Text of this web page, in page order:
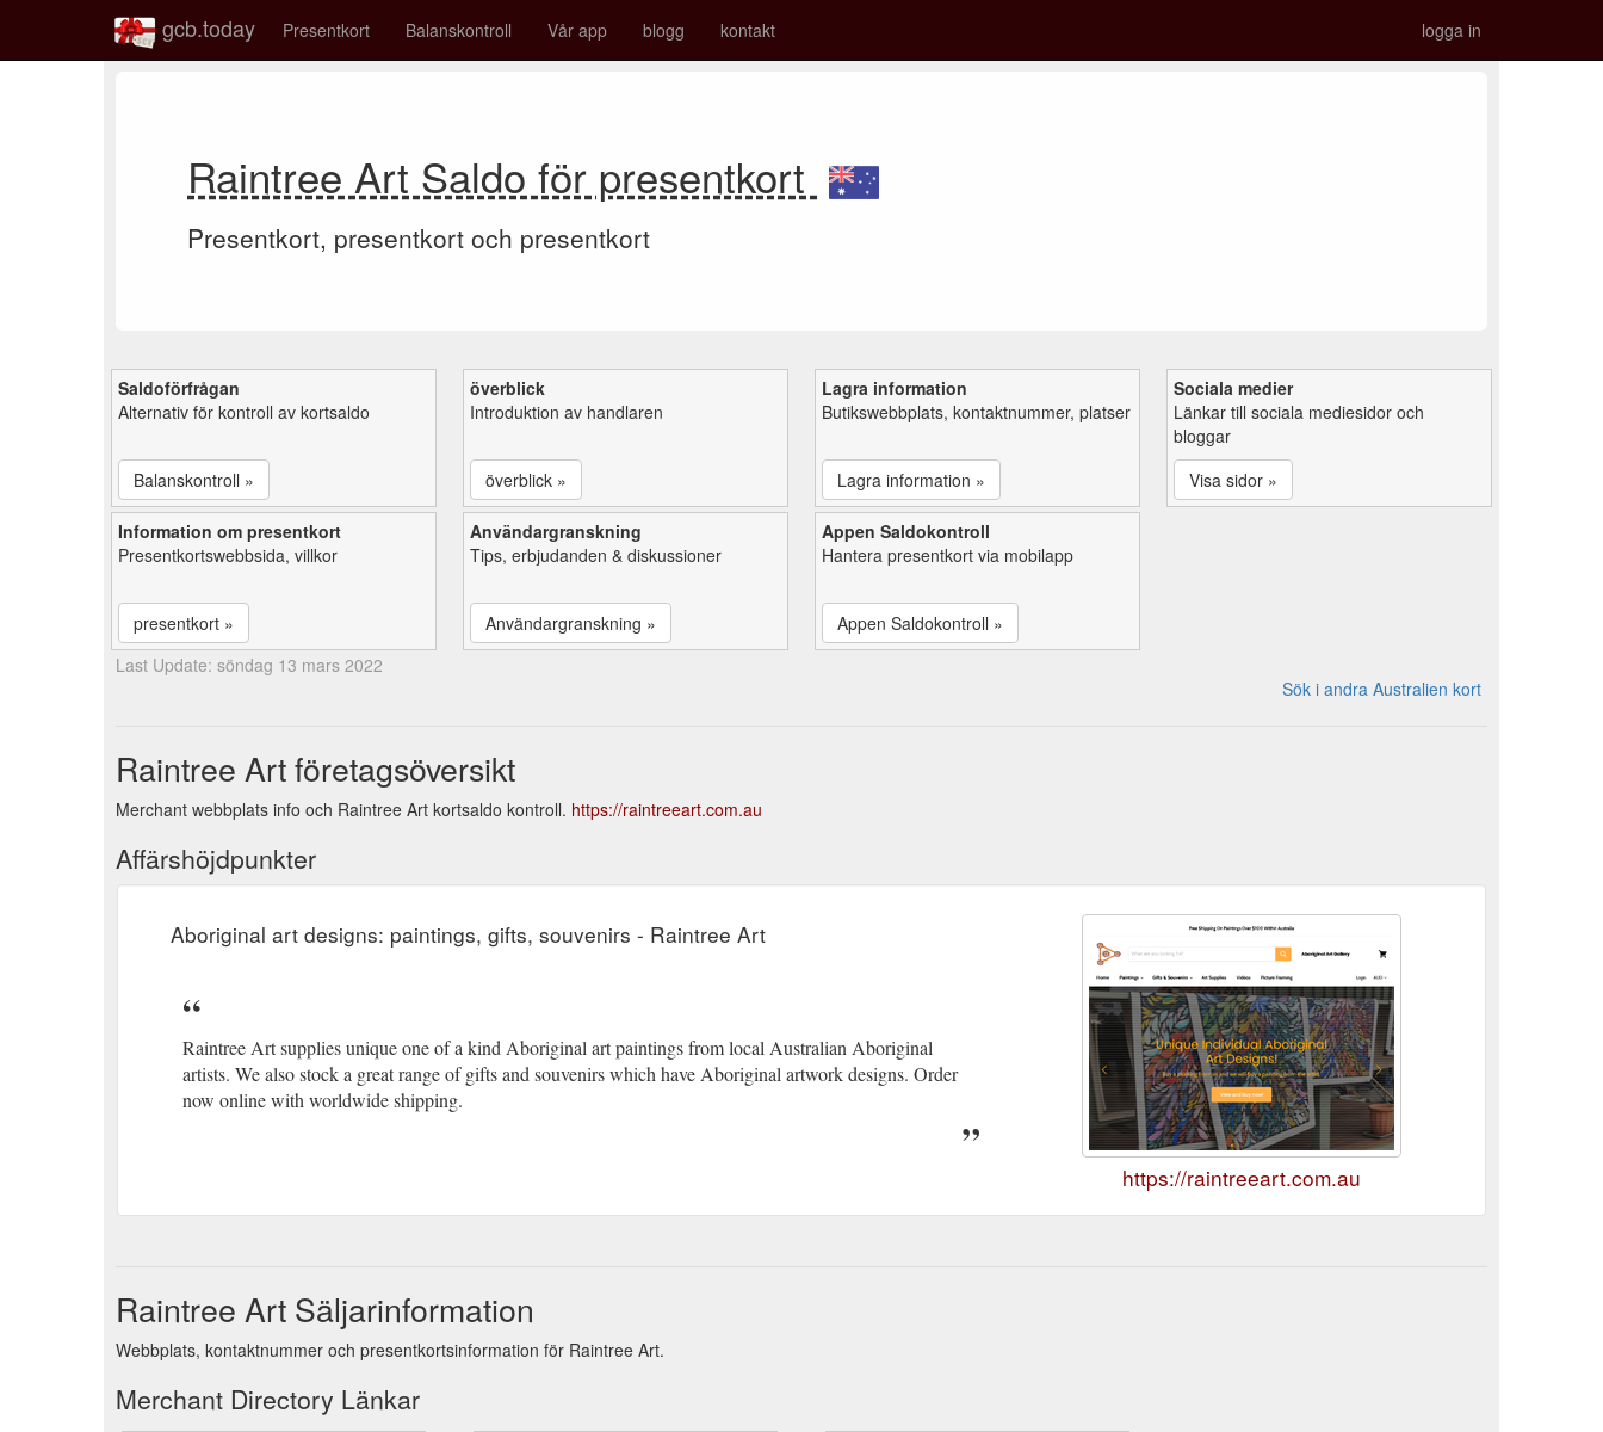
gcb.today Presentkort Balanskontroll Vår app blogg kontakt logga in
Raintree Art Saldo för presentkort
Presentkort, presentkort och presentkort
Saldoförfrågan
Alternativ för kontroll av kortsaldo
Balanskontroll »
överblick
Introduktion av handlaren
överblick »
Lagra information
Butikswebbplats, kontaktnummer, platser
Lagra information »
Sociala medier
Länkar till sociala mediesidor och
bloggar
Visa sidor »
Information om presentkort
Presentkortswebbsida, villkor
presentkort »
Användargranskning
Tips, erbjudanden & diskussioner
Användargranskning »
Appen Saldokontroll
Hantera presentkort via mobilapp
Appen Saldokontroll »
Last Update: söndag 13 mars 2022
Sök i andra Australien kort
Raintree Art företagsöversikt
Merchant webbplats info och Raintree Art kortsaldo kontroll. https://raintreeart.com.au
Affärshöjdpunkter
Aboriginal art designs: paintings, gifts, souvenirs - Raintree Art
Raintree Art supplies unique one of a kind Aboriginal art paintings from local Australian Aboriginal
artists. We also stock a great range of gifts and souvenirs which have Aboriginal artwork designs. Order
now online with worldwide shipping.
https://raintreeart.com.au
Raintree Art Säljarinformation
Webbplats, kontaktnummer och presentkortsinformation för Raintree Art.
Merchant Directory Länkar